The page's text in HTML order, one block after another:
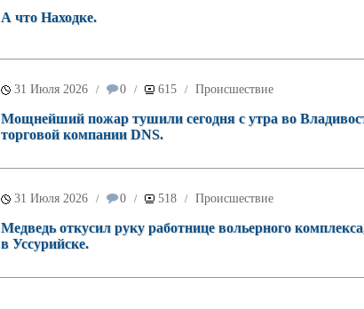
А что Находке.
31 Июля 2026 / 0 / 615 / Происшествие
Мощнейший пожар тушили сегодня с утра во
торговой компании DNS.
31 Июля 2026 / 0 / 518 / Происшествие
Медведь откусил руку работнице вольерного
в Уссурийске.